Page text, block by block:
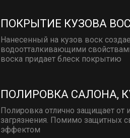
ПОКРЫТИЕ КУЗОВА
Нанесенный на кузов воск
водоотталкивающими
воска придает блеск покрытию
ПОЛИРОВКА САЛОНА,
Полировка отлично защищает от
загрязнения. Помимо защитных
эффектом